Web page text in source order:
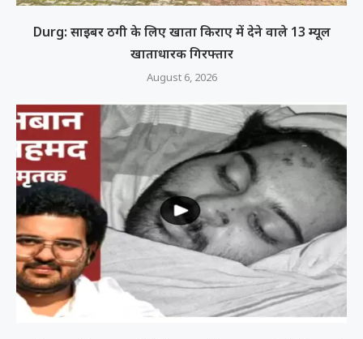
Durg: साइबर ठगी के लिए खाता किराए में देने वाले 13 म्यूल
खाताधारक गिरफ्तार
August 6, 2026